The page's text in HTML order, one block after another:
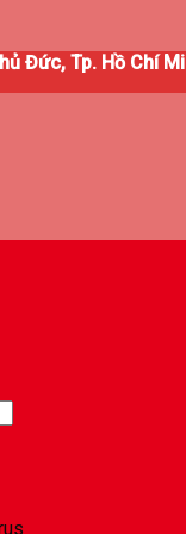
Đức, Tp. Hồ Chí